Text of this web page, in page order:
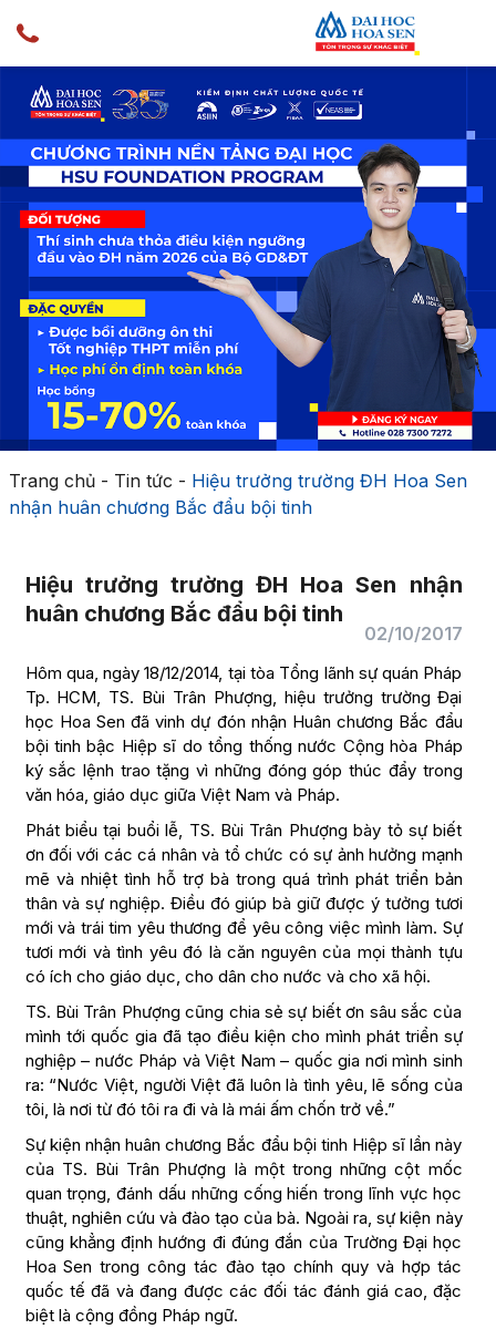
Trang chủ- Tin tức - Hiệu trưởng trường ĐH Hoa Sen
nhận huân chương Bắc đẩu bội tinh
Hiệu trưởng trường ĐH Hoa Sen nhận
huân chương Bắc đẩu bội tinh
02/10/2017
Hôm qua, ngày 18/12/2014, tại tòa Tổng lãnh sự quán Pháp
Tp. HCM, TS. Bùi Trân Phượng, hiệu trưởng trường Đại
học Hoa Sen đã vinh dự đón nhận Huân chương Bắc đẩu
bội tinh bậc Hiệp sĩ do tổng thống nước Cộng hòa Pháp
ký sắc lệnh trao tặng vì những đóng góp thúc đẩy trong
văn hóa, giáo dục giữa Việt Nam và Pháp.
Phát biểu tại buổi lễ, TS. Bùi Trân Phượng bày tỏ sự biết
ơn đối với các cá nhân và tổ chức có sự ảnh hưởng mạnh
mẽ và nhiệt tình hỗ trợ bà trong quá trình phát triển bản
thân và sự nghiệp. Điều đó giúp bà giữ được ý tưởng tươi
mới và trái tim yêu thương để yêu công việc mình làm. Sự
tươi mới và tình yêu đó là căn nguyên của mọi thành tựu
có ích cho giáo dục, cho dân cho nước và cho xã hội.
TS. Bùi Trân Phượng cũng chia sẻ sự biết ơn sâu sắc của
mình tới quốc gia đã tạo điều kiện cho mình phát triển sự
nghiệp – nước Pháp và Việt Nam – quốc gia nơi mình sinh
ra: “Nước Việt, người Việt đã luôn là tình yêu, lẽ sống của
tôi, là nơi từ đó tôi ra đi và là mái ấm chốn trở về.”
Sự kiện nhận huân chương Bắc đẩu bội tinh Hiệp sĩ lần này
của TS. Bùi Trân Phượng là một trong những cột mốc
quan trọng, đánh dấu những cống hiến trong lĩnh vực học
thuật, nghiên cứu và đào tạo của bà. Ngoài ra, sự kiện này
cũng khẳng định hướng đi đúng đắn của Trường Đại học
Hoa Sen trong công tác đào tạo chính quy và hợp tác
quốc tế đã và đang được các đối tác đánh giá cao, đặc
biệt là cộng đồng Pháp ngữ.